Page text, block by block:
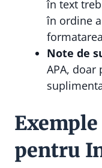
în text
în ordine
Note de
APA,
pentru